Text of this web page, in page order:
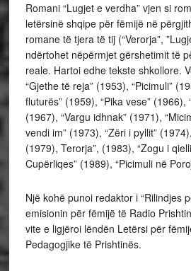
Romani “Lugjet e verdha” vjen si
letërsinë shqipe për fëmijë në
romane të tjera të tij (“Verorja”,
ndërtohet nëpërmjet gërshetimit të
reale. Hartoi edhe tekste shkollore.
“Gjethe të reja” (1953), “Picimuli”
fluturës” (1959), “Pika vese” (1966),
(1967), “Vargu idhnak” (1971),
vendi im” (1973), “Zëri i pyllit”
(1979), Terorja”, (1983), “Zogu i
Cupërliqes” (1989), “Picimuli në
Një kohë punoi redaktor i “Rilindjes
emisionin për fëmijë të Radio
vite e ligjëroi lëndën Letërsi për
Pedagogjike të Prishtinës.